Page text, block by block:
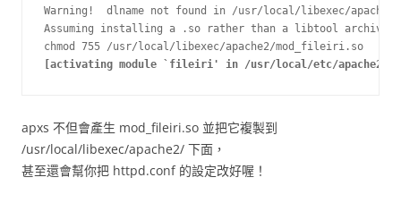
Warning!  dlname not found in /usr/local/libexec/
Assuming installing a .so rather than a libtool archive.
[activating module `fileiri' in /usr/local/etc/apache2/
apxs 不但會產生 mod_fileiri.so 並把它複製到
/usr/local/libexec/apache2/ 下面，
甚至還會幫你把 httpd.conf 的設定改好喔！